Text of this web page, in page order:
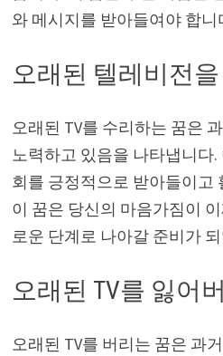
와 메시지를 받아들여야 합니
오래된 텔레비전
오래된 TV를 수리하는 꿈은
노력하고 있음을 나타냅니다
회를 긍정적으로 받아들이고
이 꿈은 당신의 마음가짐이
로운 단계로 나아갈 준비가
오래된 TV를 잃어
오래된 TV를 버리는 꿈은 과